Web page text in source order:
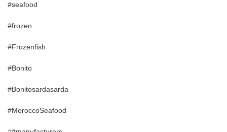
#seafood
#frozen
#Frozenfish
#Bonito
#Bonitosardasarda
#MoroccoSeafood